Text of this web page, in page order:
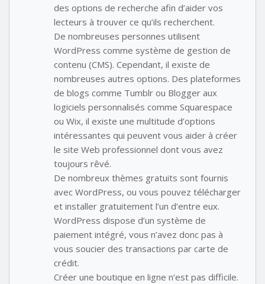
des options de recherche afin d’aider vos
lecteurs à trouver ce qu’ils recherchent.
De nombreuses personnes utilisent
WordPress comme système de gestion de
contenu (CMS). Cependant, il existe de
nombreuses autres options. Des plateformes
de blogs comme Tumblr ou Blogger aux
logiciels personnalisés comme Squarespace
ou Wix, il existe une multitude d’options
intéressantes qui peuvent vous aider à créer
le site Web professionnel dont vous avez
toujours rêvé.
De nombreux thèmes gratuits sont fournis
avec WordPress, ou vous pouvez télécharger
et installer gratuitement l’un d’entre eux.
WordPress dispose d’un système de
paiement intégré, vous n’avez donc pas à
vous soucier des transactions par carte de
crédit.
Créer une boutique en ligne n’est pas difficile.